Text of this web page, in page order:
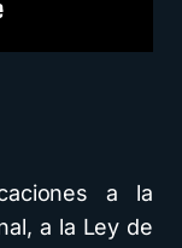
a la
a la Ley de